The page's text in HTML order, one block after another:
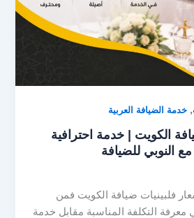
,خدمة الضيافة العربية
الكويت | خدمة احترافية
النوبي للضيافة
فلبينيات ضيافة الكويت فمن
التكلفة المناسبة مقابل خدمة